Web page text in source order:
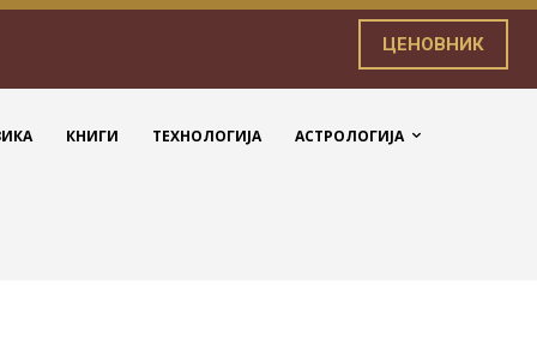
ЦЕНОВНИК
КНИГИ ТЕХНОЛОГИЈА АСТРОЛОГИЈА